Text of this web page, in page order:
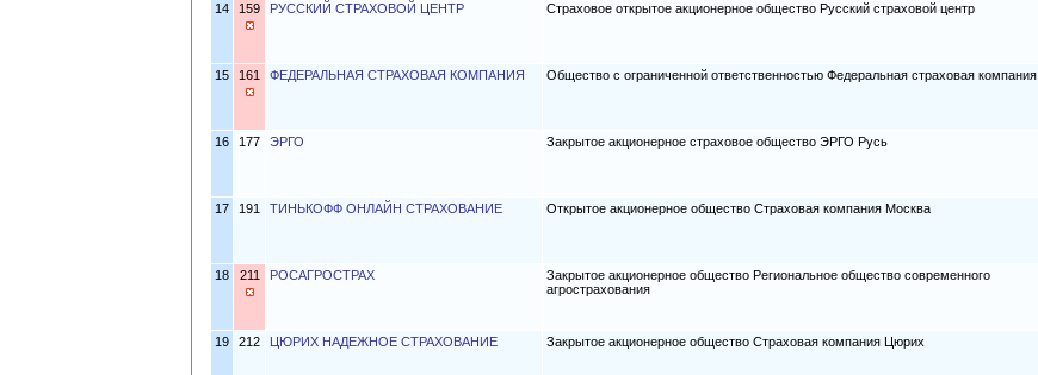
14 159 РУССКИЙ СТРАХОВОЙ ЦЕНТР Страховое открытое акционерное общество Русский страховой центр
15 161 ФЕДЕРАЛЬНАЯ СТРАХОВАЯ КОМПАНИЯ Общество с ограниченной ответственностью Федеральная страховая компания
16 177 ЭРГО Закрытое акционерное страховое общество ЭРГО Русь
17 191 ТИНЬКОФФ ОНЛАЙН СТРАХОВАНИЕ Открытое акционерное общество Страховая компания Москва
18 211 РОСАГРОСТРАХ
Закрытое акционерное общество Региональное общество современного
агрострахования
19 212 ЦЮРИХ НАДЕЖНОЕ СТРАХОВАНИЕ Закрытое акционерное общество Страховая компания Цюрих